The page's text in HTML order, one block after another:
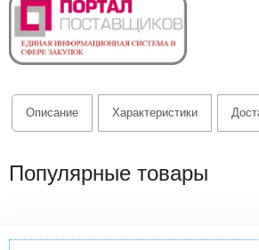
Описание Характеристики
Популярные товары